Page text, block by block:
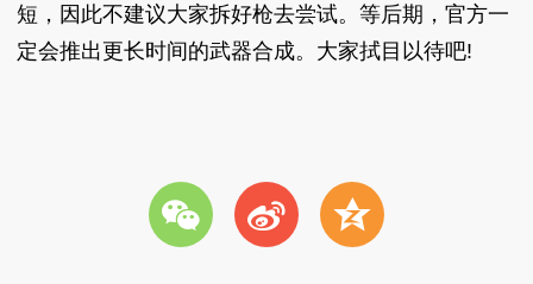
短，因此不建议大家拆好枪去尝试。等后期，官方一
定会推出更长时间的武器合成。大家拭目以待吧!
w t z